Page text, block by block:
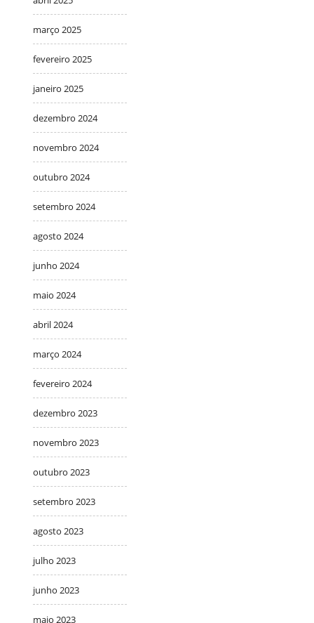
março 2025
fevereiro 2025
janeiro 2025
dezembro 2024
novembro 2024
outubro 2024
setembro 2024
agosto 2024
junho 2024
maio 2024
abril 2024
março 2024
fevereiro 2024
dezembro 2023
novembro 2023
outubro 2023
setembro 2023
agosto 2023
julho 2023
junho 2023
maio 2023